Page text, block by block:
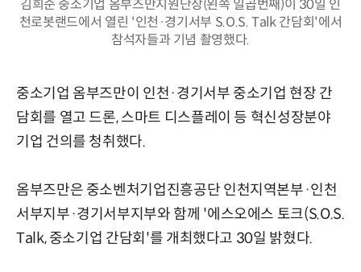
김희순 중소기업 옴부즈만지원단장(왼쪽 일곱번째)이 30일 인
천로봇랜드에서 열린 '인천·경기서부 S.O.S. Talk 간담회'에서
참석자들과 기념 촬영했다.
중소기업 옴부즈만이 인천·경기서부 중소기업 현장 간
담회를 열고 드론, 스마트 디스플레이 등 혁신성장분야
기업 건의를 청취했다.
옴부즈만은 중소벤처기업진흥공단 인천지역본부·인천
서부지부·경기서부지부와 함께 '에스오에스 토크(S.O.S.
Talk, 중소기업 간담회'를 개최했다고 30일 밝혔다.